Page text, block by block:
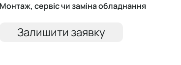
Монтаж, сервіс чи заміна обладнання
Залишити заявку